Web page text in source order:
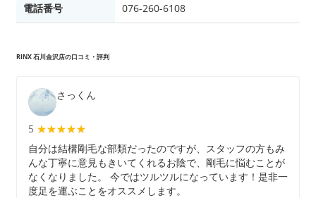
電話番号 076-260-6108
RINX 石川金沢店の口コミ・評判
さっくん
5 ★★★★★
★★★★★
自分は結構剛毛な部類だったのですが、スタッフの方もみ
んな丁寧に意見もきいてくれるお陰で、剛毛に悩むことが
なくなりました。 今ではツルツルになっています！是非一
度足を運ぶことをオススメします。